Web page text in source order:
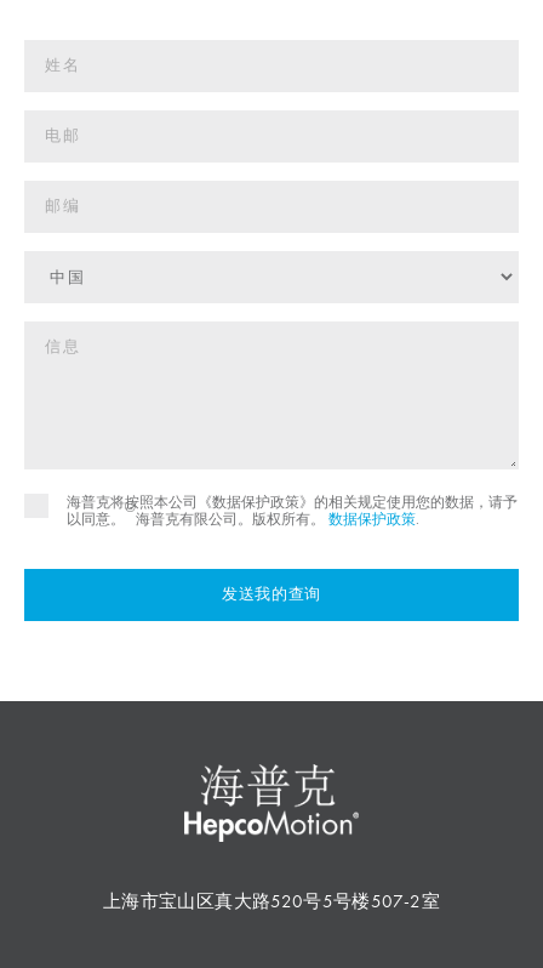
海普克将按照本公司《数据保护政策》的相关规定使用您的数据，请予
以同意。
©
海普克有限公司。版权所有。 数据保护政策.
发送我的查询
上海市宝山区真大路520号5号楼507-2室